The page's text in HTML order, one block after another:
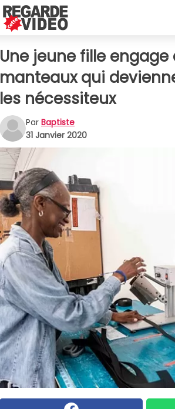
Une jeune fille
manteaux qui
les nécessiteux
Par Baptiste
31 Janvier 2020